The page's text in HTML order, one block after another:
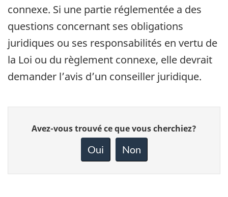
connexe. Si une partie réglementée a des
questions concernant ses obligations
juridiques ou ses responsabilités en vertu de
la Loi ou du règlement connexe, elle devrait
demander l’avis d’un conseiller juridique.
Donnez
votre
page
Avez-vous trouvé ce que vous cherchiez?
Oui Non